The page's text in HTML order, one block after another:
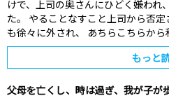
けで、上司の奥さんにひどく嫌われ
た。 やることなすこと上司から否
も徐々に外され、 あちらこちらか
もっと
父母を亡くし、時は過ぎ、我が子が